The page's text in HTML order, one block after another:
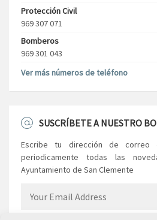
Protección Civil
969 307 071
Bomberos
969 301 043
Ver más números de teléfono
SUSCRÍBETE A NUESTRO
Escribe tu dirección de correo
periodicamente todas las
Ayuntamiento de San Clemente